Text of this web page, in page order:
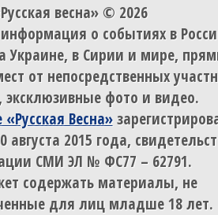
весна» © 2026
о событиях в
Украине, в Сирии и мире,
от непосредственных
эксклюзивные фото и видео.
Весна»
августа 2015 года,
СМИ ЭЛ № ФС77 – 62791.
содержать материалы, не
для лиц младше 18 лет.